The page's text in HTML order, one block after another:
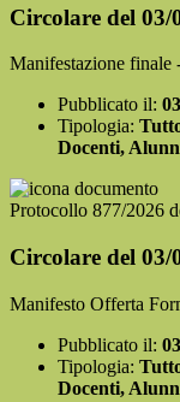
Circolare del 03/
Manifestazione finale
Pubblicato il:
Tipologia:
Docenti,
Protocollo 877/2026
Circolare del 03/
Manifesto Offerta
Pubblicato il:
Tipologia:
Docenti,